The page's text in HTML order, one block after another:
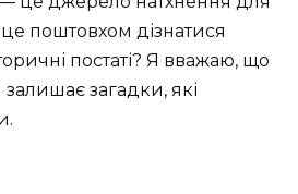
поштовхом дізнатися
постаті? Я вважаю, що
залишає загадки, які